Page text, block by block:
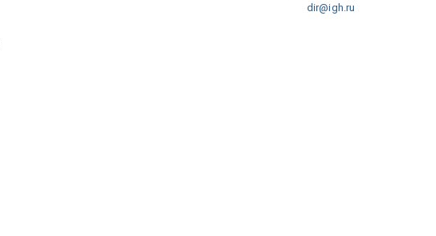
dir@igh.ru